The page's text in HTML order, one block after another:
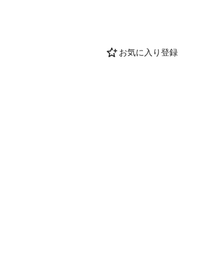
お気に入り登録